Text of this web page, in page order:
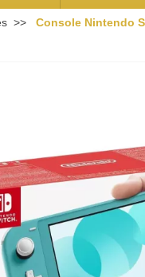
Console Nintendo